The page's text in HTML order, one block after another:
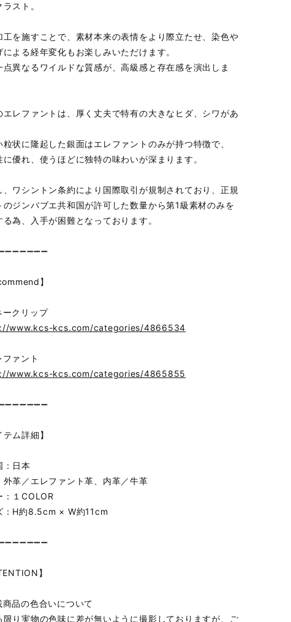
スト。
工を施すことで、素材本来の表情をより際立たせ、染色や
による経年変化もお楽しみいただけます。
点異なるワイルドな質感が、高級感と存在感を演出しま
エレファントは、厚く丈夫で特有の大きなヒダ、シワがあ
粒状に隆起した銀面はエレファントのみが持つ特徴で、
に優れ、使うほどに独特の味わいが深まります。
、ワシントン条約により国際取引が規制されており、正規
のジンバブエ共和国が許可した数量から第1級素材のみを
る為、入手が困難となっております。
】
クリップ
www.kcs-kcs.com/categories/4866534
ァント
www.kcs-kcs.com/categories/4865855
テム詳細】
：日本
外革／エレファント革、内革／牛革
：１COLOR
：H約8.5cm × W約11cm
】
品の色合いについて
限り実物の色味に差が無いように撮影しておりますが、ご